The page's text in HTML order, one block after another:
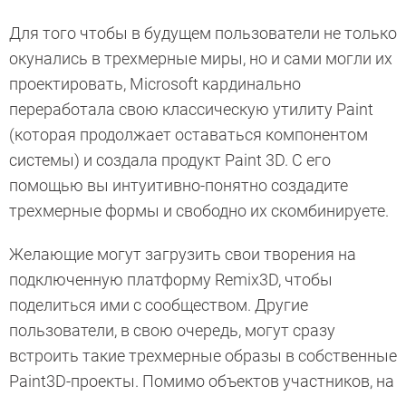
Для того чтобы в будущем пользователи не только
окунались в трехмерные миры, но и сами могли их
проектировать, Microsoft кардинально
переработала свою классическую утилиту Paint
(которая продолжает оставаться компонентом
системы) и создала продукт Paint 3D. С его
помощью вы интуитивно-понятно создадите
трехмерные формы и свободно их скомбинируете.
Желающие могут загрузить свои творения на
подключенную платформу Remix3D, чтобы
поделиться ими с сообществом. Другие
пользователи, в свою очередь, могут сразу
встроить такие трехмерные образы в собственные
Paint3D-проекты. Помимо объектов участников, на